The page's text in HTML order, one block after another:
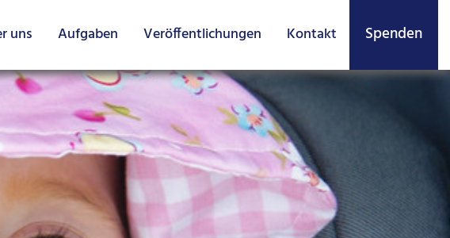
uns Aufgaben Veröffentlich­ungen Kontakt Spenden